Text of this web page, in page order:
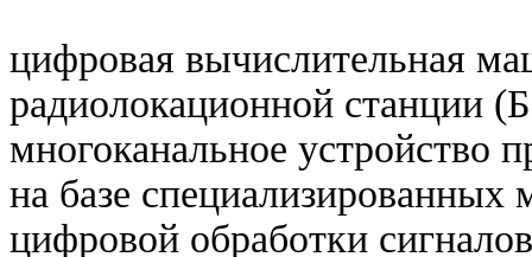
цифровая вычислительная
радиолокационной станции
многоканальное устройство
на базе
цифровой обработки